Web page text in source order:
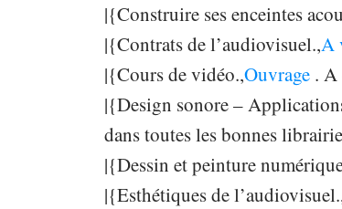
|{Construire ses enceintes
|{Contrats de l’audiovisuel.,A
|{Cours de vidéo.,Ouvrage . A
|{Design sonore –
dans toutes les bonnes
|{Dessin et peinture
|{Esthétiques de